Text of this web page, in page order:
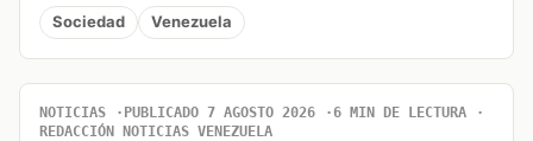
Sociedad Venezuela
NOTICIAS PUBLICADO 7 AGOSTO 2026
6 MIN DE LECTURA
REDACCIÓN NOTICIAS VENEZUELA